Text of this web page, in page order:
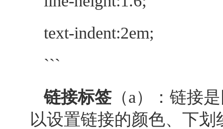
text-indent:2em;
```
链接标签（a）：链接
以设置链接的颜色、下